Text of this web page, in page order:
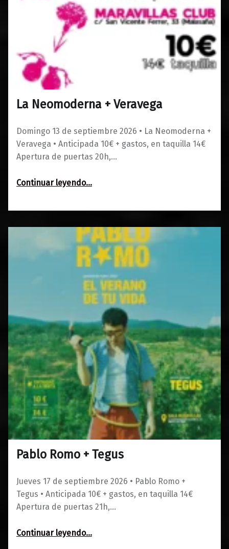
La Neomoderna + Veravega
Domingo 13 de septiembre 2026 • La Neomoderna +
Veravega • Anticipada 10€ + gastos, en taquilla 14€
Apertura de puertas 20h,…
Continuar leyendo…
01/06/2026
0
Maravillas
Pablo Romo + Tegus
Jueves 17 de septiembre 2026 • Pablo Romo +
Tegus • Anticipada 10€ + gastos, en taquilla 14€
Apertura de puertas 21h,…
Continuar leyendo…
01/06/20260
Maravillas